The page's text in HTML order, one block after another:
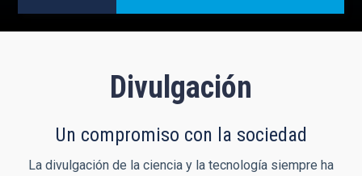
Divulgación
Un compromiso con la sociedad
La divulgación de la ciencia y la tecnología siempre ha